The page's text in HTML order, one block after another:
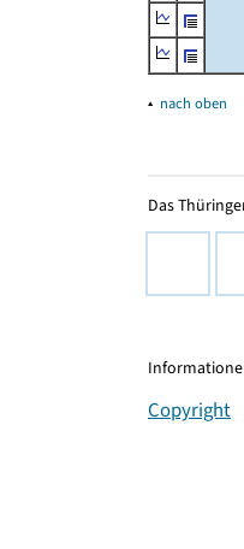
▴ nach oben
Das
Copyright